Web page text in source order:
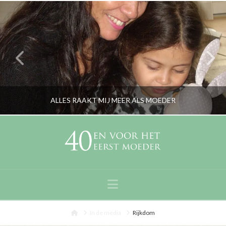
ALLES RAAKT MIJ MEER ALS MOEDER
RORYBLOKZIJL
Navigation
Rijkdom